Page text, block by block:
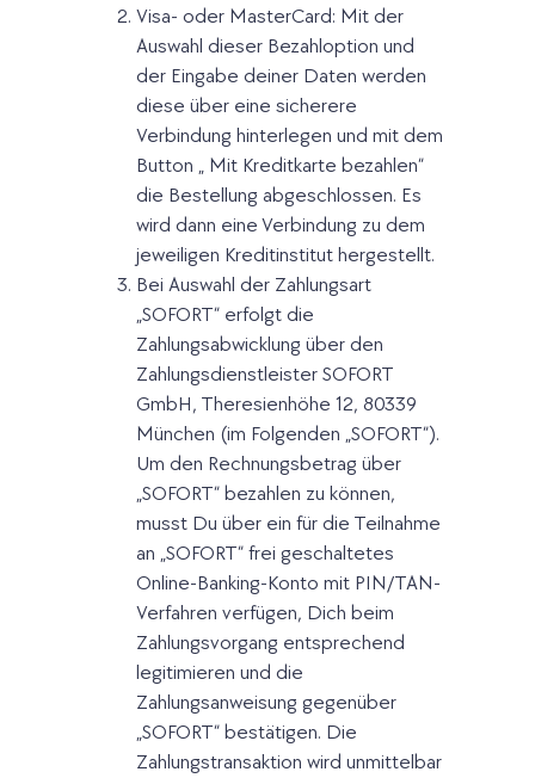
Visa- oder MasterCard: Mit der
Auswahl dieser Bezahloption und
der Eingabe deiner Daten werden
diese über eine sicherere
Verbindung hinterlegen und mit dem
Button „ Mit Kreditkarte bezahlen“
die Bestellung abgeschlossen. Es
wird dann eine Verbindung zu dem
jeweiligen Kreditinstitut hergestellt.
Bei Auswahl der Zahlungsart
„SOFORT“ erfolgt die
Zahlungsabwicklung über den
Zahlungsdienstleister SOFORT
GmbH, Theresienhöhe 12, 80339
München (im Folgenden „SOFORT“).
Um den Rechnungsbetrag über
„SOFORT“ bezahlen zu können,
musst Du über ein für die Teilnahme
an „SOFORT“ frei geschaltetes
Online-Banking-Konto mit PIN/TAN-
Verfahren verfügen, Dich beim
Zahlungsvorgang entsprechend
legitimieren und die
Zahlungsanweisung gegenüber
„SOFORT“ bestätigen. Die
Zahlungstransaktion wird unmittelbar